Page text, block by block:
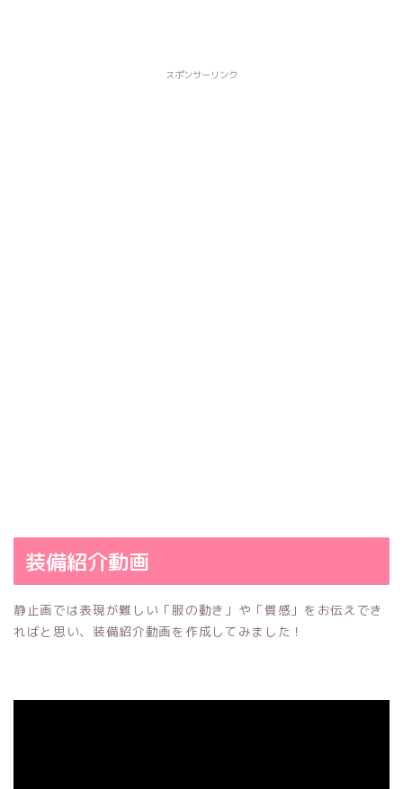
スポンサーリンク
装備紹介動画
静止画では表現が難しい「服の動き」や「質感」をお伝えでき
ればと思い、装備紹介動画を作成してみました！